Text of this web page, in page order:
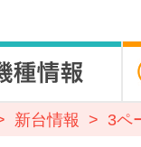
新台情報 3ペ